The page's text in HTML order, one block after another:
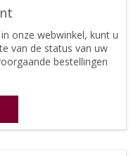
onze webwinkel, kunt u
van de status van uw
bestellingen